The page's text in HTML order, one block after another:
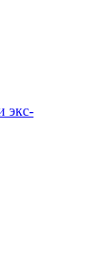
экс-